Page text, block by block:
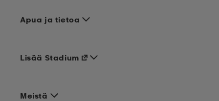
Apua ja tietoa
Meistä
Lisää Stadium